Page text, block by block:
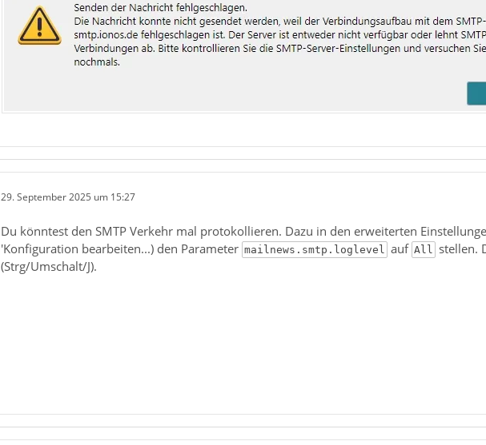
29. September 2025 um 15:27
Du könntest den SMTP Verkehr mal protokollieren. Dazu in den erweiterten
'Konfiguration bearbeiten...) den Parameter mailnews.smtp.loglevel auf All
stellen.
(Strg/Umschalt/J).